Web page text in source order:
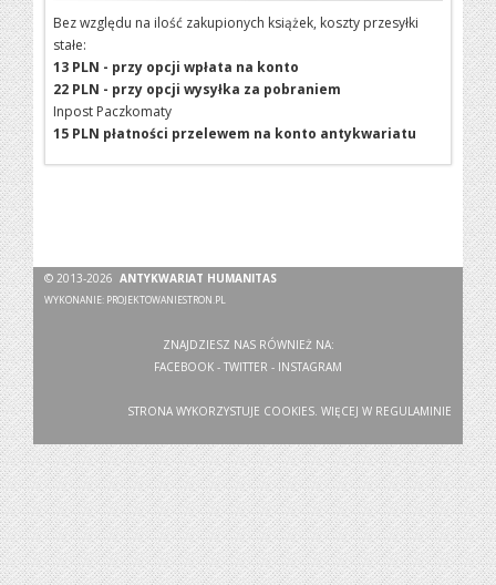
Bez względu na ilość zakupionych książek, koszty przesyłki
stałe:
13 PLN - przy opcji wpłata na konto
22 PLN - przy opcji wysyłka za pobraniem
Inpost Paczkomaty
15 PLN płatności przelewem na konto antykwariatu
© 2013-2026ANTYKWARIAT HUMANITAS
WYKONANIE: PROJEKTOWANIESTRON.PL
ZNAJDZIESZ NAS RÓWNIEŻ NA:
FACEBOOK - TWITTER - INSTAGRAM
STRONA WYKORZYSTUJE COOKIES. WIĘCEJ W REGULAMINIE